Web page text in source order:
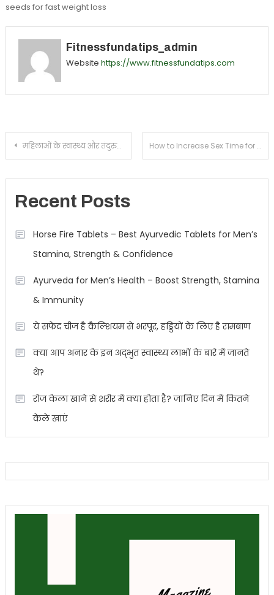
seeds for fast weight loss
Fitnessfundatips_admin
Website https://www.fitnessfundatips.com
Post
महिलाओं के स्वास्थ्य और तंदुरुस्ती के लिए सर्वश्रेष्ठ आयुर्वेदिक जड़ी-बूटियाँ How to Increase Sex Time for Men Using Natural Methods
Recent Posts
Horse Fire Tablets – Best Ayurvedic Tablets for Men’s
Stamina, Strength & Confidence
Ayurveda for Men’s Health – Boost Strength, Stamina
& Immunity
ये सफेद चीज है कैल्शियम से भरपूर, हड्डियों के लिए है रामबाण
क्या आप अनार के इन अद्भुत स्वास्थ्य लाभों के बारे में जानते
थे?
रोज केला खाने से शरीर में क्या होता है? जानिए दिन में कितने
केले खाएं